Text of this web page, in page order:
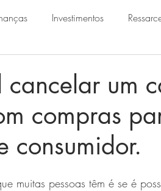
Investimentos
indevidas
cancelar um
compras
consumidor.
muitas pessoas têm é se é